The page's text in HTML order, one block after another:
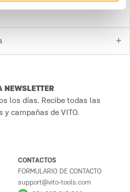
CONTACTOS
FORMULARIO DE CONTACTO
support@vito-tools.com
NEWSLETTER
los días. Recibe todas las
y campañas de VITO.